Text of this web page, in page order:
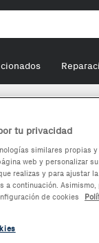
iPhone
tu privacidad
similares propias
web y personalizar
realizas y para ajustar
a continuación.
de cookies